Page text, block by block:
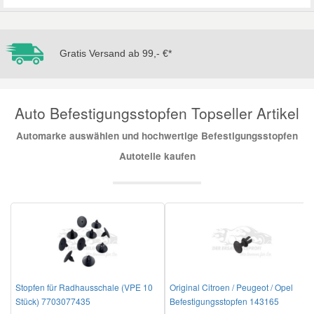
Gratis Versand ab 99,- €*
Auto Befestigungsstopfen Topseller Artikel
Automarke auswählen und hochwertige Befestigungsstopfen
Autoteile kaufen
Stopfen für Radhausschale (VPE 10
Stück) 7703077435
Original Citroen / Peugeot / Opel
Befestigungsstopfen 143165
Mini Ersatzteile
Mitsubishi Ersatzteile
Porsche Ersatzteile
Seat Ersatzteile
Skoda Ersatzteile